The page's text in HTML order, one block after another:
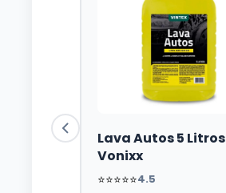
Lava Autos 5 Litros
Vonixx
⭐⭐⭐⭐⭐4.5